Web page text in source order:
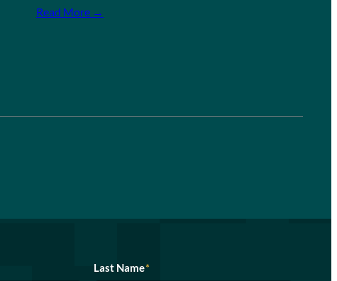
Read More →
Last Name*